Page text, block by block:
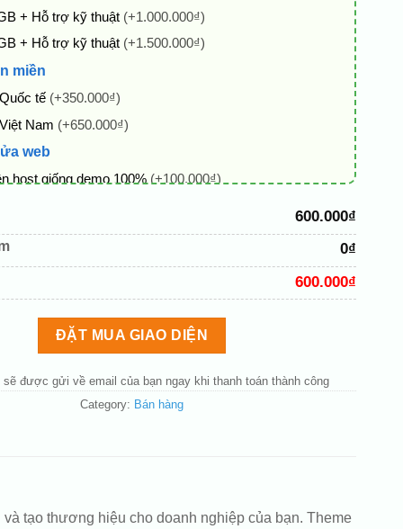
+ Hỗ trợ kỹ thuật (+1.000.000₫)
+ Hỗ trợ kỹ thuật (+1.500.000₫)
miền
tế (+350.000₫)
Nam (+650.000₫)
web
host giống demo 100% (+100.000₫)
đạo theo tông của logo(+200.000₫)
600.000₫
0₫
600.000₫
ĐẶT MUA GIAO DIỆN
sẽ được gửi về email của bạn ngay khi thanh toán thành công
Category: Bán hàng
tạo thương hiệu cho doanh nghiệp của bạn. Theme